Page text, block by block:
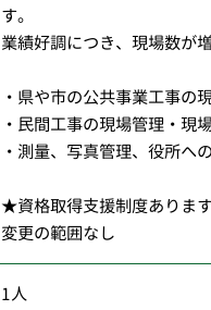
す。
業績好調につき、現場数が
・県や市の公共事業工事の
・民間工事の現場管理・現
・測量、写真管理、役所へ
★資格取得支援制度あります
変更の範囲なし
1人